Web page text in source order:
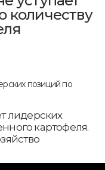
количеству
лидерских
картофеля.